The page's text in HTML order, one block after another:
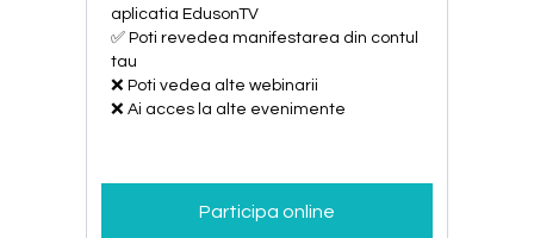
aplicatia EdusonTV
✅ Poti revedea manifestarea din contul
tau
❌ Poti vedea alte webinarii
❌ Ai acces la alte evenimente
Participa online